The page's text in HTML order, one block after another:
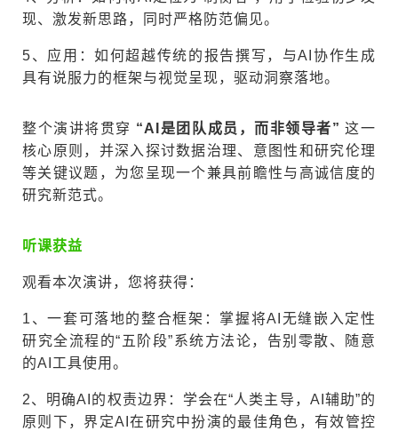
现、激发新思路，同时严格防范偏见。
5、应用：如何超越传统的报告撰写，与AI协作生成
具有说服力的框架与视觉呈现，驱动洞察落地。
整个演讲将贯穿 “AI是团队成员，而非领导者”这一
核心原则，并深入探讨数据治理、意图性和研究伦理
等关键议题，为您呈现一个兼具前瞻性与高诚信度的
研究新范式。
听课获益
观看本次演讲，您将获得：
1、一套可落地的整合框架：掌握将AI无缝嵌入定性
研究全流程的“五阶段”系统方法论，告别零散、随意
的AI工具使用。
2、明确AI的权责边界：学会在“人类主导，AI辅助”的
原则下，界定AI在研究中扮演的最佳角色，有效管控